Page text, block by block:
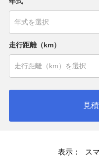
走行距離（km）
見
表示： ス